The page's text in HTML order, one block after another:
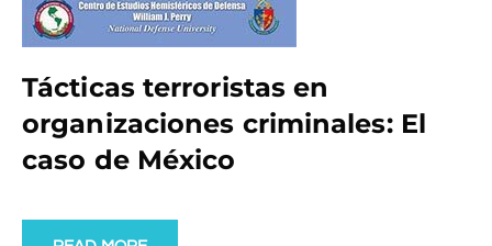
Tácticas terroristas en
organizaciones criminales: El
caso de México